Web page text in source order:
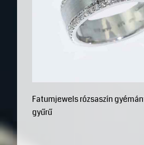
Fatumjewels rózsaszín
gyűrű